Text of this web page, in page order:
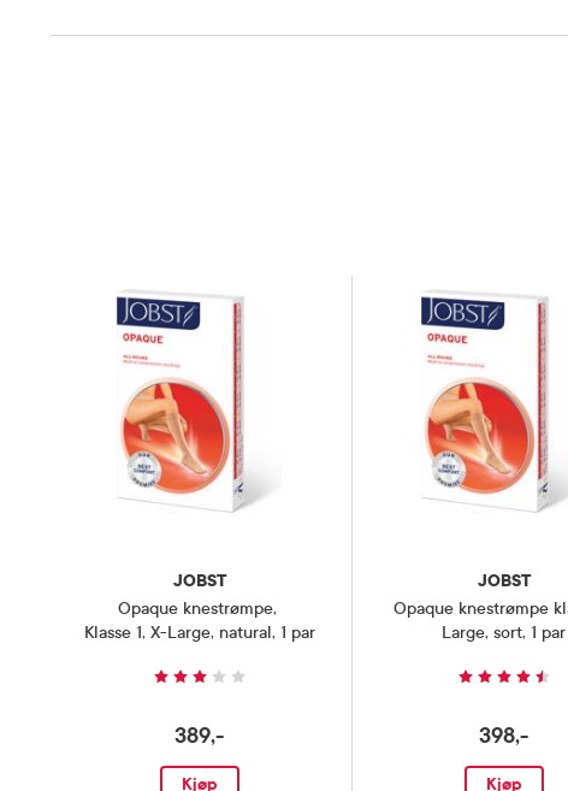
forlenge
og negler
vaskepose
i. Strømpene
optimal effekt
holder
dags bruk
riktig. Husk
skade
på kvelden
informasjon
Forsiktighetsregler
med akutte
forsiktighet
arteriell
Oppbevaringsbetingelser Rom (15-25
JOBST
Opaque knestrømpe,
Klasse 1, X-Large, natural, 1 par
389,-
Kjøp
JOBST
Opaque knestrømpe
Large, sort, 1 par
398,-
Kjøp